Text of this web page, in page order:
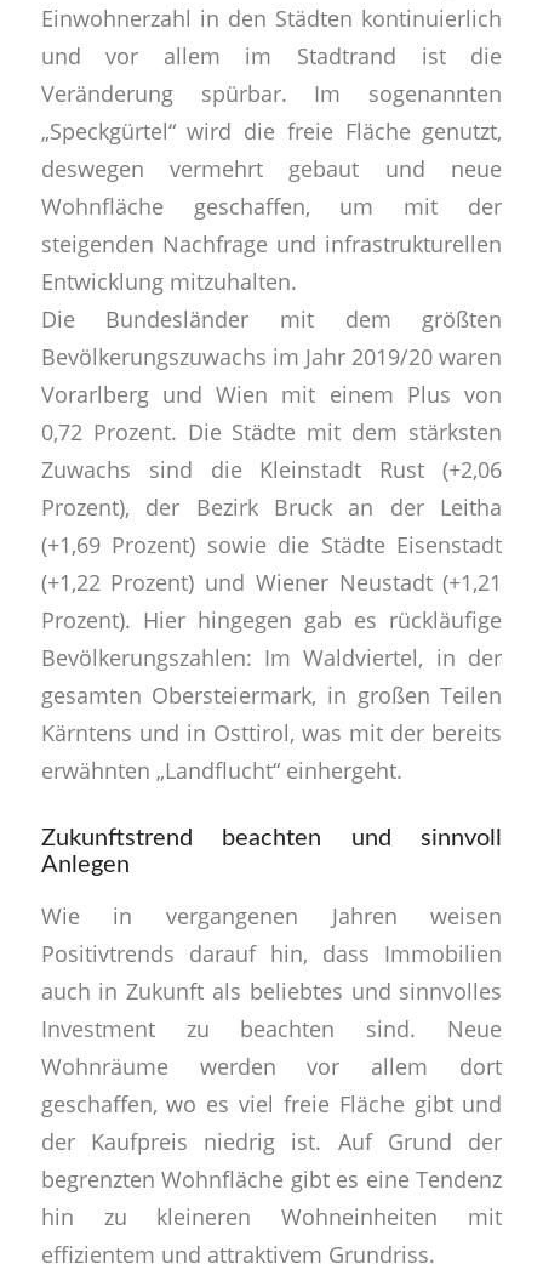
Einwohnerzahl in den Städten kontinuierlich
und vor allem im Stadtrand ist die
Veränderung spürbar. Im sogenannten
„Speckgürtel“ wird die freie Fläche genutzt,
deswegen vermehrt gebaut und neue
Wohnfläche geschaffen, um mit der
steigenden Nachfrage und infrastrukturellen
Entwicklung mitzuhalten.
Die Bundesländer mit dem größten
Bevölkerungszuwachs im Jahr 2019/20 waren
Vorarlberg und Wien mit einem Plus von
0,72 Prozent. Die Städte mit dem stärksten
Zuwachs sind die Kleinstadt Rust (+2,06
Prozent), der Bezirk Bruck an der Leitha
(+1,69 Prozent) sowie die Städte Eisenstadt
(+1,22 Prozent) und Wiener Neustadt (+1,21
Prozent). Hier hingegen gab es rückläufige
Bevölkerungszahlen: Im Waldviertel, in der
gesamten Obersteiermark, in großen Teilen
Kärntens und in Osttirol, was mit der bereits
erwähnten „Landflucht“ einhergeht.
Zukunftstrend beachten und sinnvoll
Anlegen
Wie in vergangenen Jahren weisen
Positivtrends darauf hin, dass Immobilien
auch in Zukunft als beliebtes und sinnvolles
Investment zu beachten sind. Neue
Wohnräume werden vor allem dort
geschaffen, wo es viel freie Fläche gibt und
der Kaufpreis niedrig ist. Auf Grund der
begrenzten Wohnfläche gibt es eine Tendenz
hin zu kleineren Wohneinheiten mit
effizientem und attraktivem Grundriss.